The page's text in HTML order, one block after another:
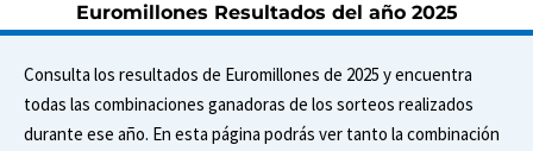
Euromillones Resultados del año 2025
Consulta los resultados de Euromillones de 2025 y encuentra
todas las combinaciones ganadoras de los sorteos realizados
durante ese año. En esta página podrás ver tanto la combinación